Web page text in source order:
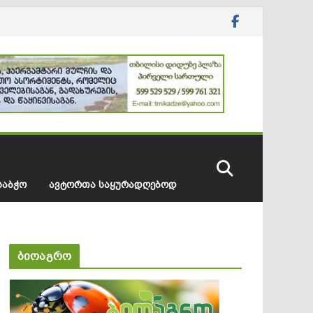
ᲐᲕᲢᲝᲠᲗᲐ ᲡᲐᲧᲣᲠᲐᲓᲦᲔᲑᲝᲓ
ბიოაგრო